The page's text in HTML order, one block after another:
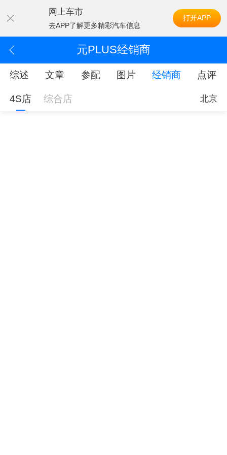
网上车市
去APP了解更多精彩汽车信息
打开APP
元PLUS经销商
综述 文章 参配 图片 经销商 点评
4S店 综合店 北京